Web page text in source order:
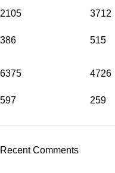
2105
386
3712
515
6375
597
4726
259
Recent Comments